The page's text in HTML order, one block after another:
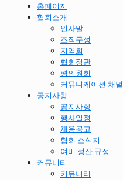
홈페이지
협회소개
인사말
조직구성
지역회
협회정관
평의원회
커뮤니케이션 채널
공지사항
공지사항
행사일정
채용공고
협회 소식지
여비 정산 규정
커뮤니티
커뮤니티